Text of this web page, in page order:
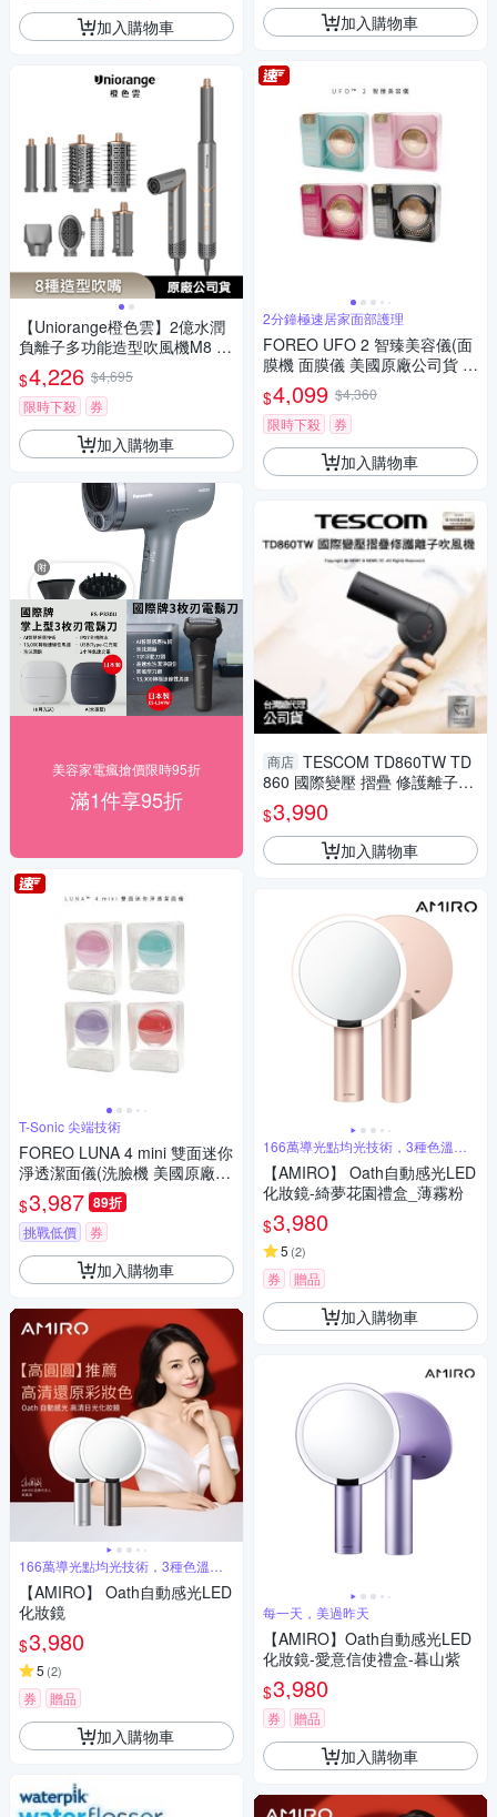
加入購物車
【Uniorange橙色雲】2億水潤
負離子多功能造型吹風機M8 (8
款造型吹頭/直捲吹三用/515g輕
量設計/直髮梳/自動捲髮棒)
$4,226 $4,695
限時下殺
券
加入購物車
美容家電瘋搶價限時95折
滿1件享95折
T-Sonic 尖端技術
FOREO LUNA 4 mini 雙面迷你
淨透潔面儀(洗臉機 美國原廠公
司貨 兩年保固)
$3,987 89折
挑戰低價 券
加入購物車
166萬導光點均光技術，3種色溫調
【AMIRO】 Oath自動感光LED
化妝鏡
$3,980
5 (2)
券 贈品
加入購物車
加入購物車
2分鐘極速居家面部護理
FOREO UFO 2 智臻美容儀(面
膜機 面膜儀 美國原廠公司貨 兩
年保固)
$4,099 $4,360
限時下殺
券
加入購物車
商店 TESCOM TD860TW TD
860 國際變壓 摺疊 修護離子吹
風機~出國旅行必備
$3,990
加入購物車
166萬導光點均光技術，3種色溫調
【AMIRO】 Oath自動感光LED
化妝鏡-綺夢花園禮盒_薄霧粉
$3,980
5 (2)
券 贈品
加入購物車
每一天，美過昨天
【AMIRO】Oath自動感光LED
化妝鏡-愛意信使禮盒-暮山紫
$3,980
券 贈品
加入購物車